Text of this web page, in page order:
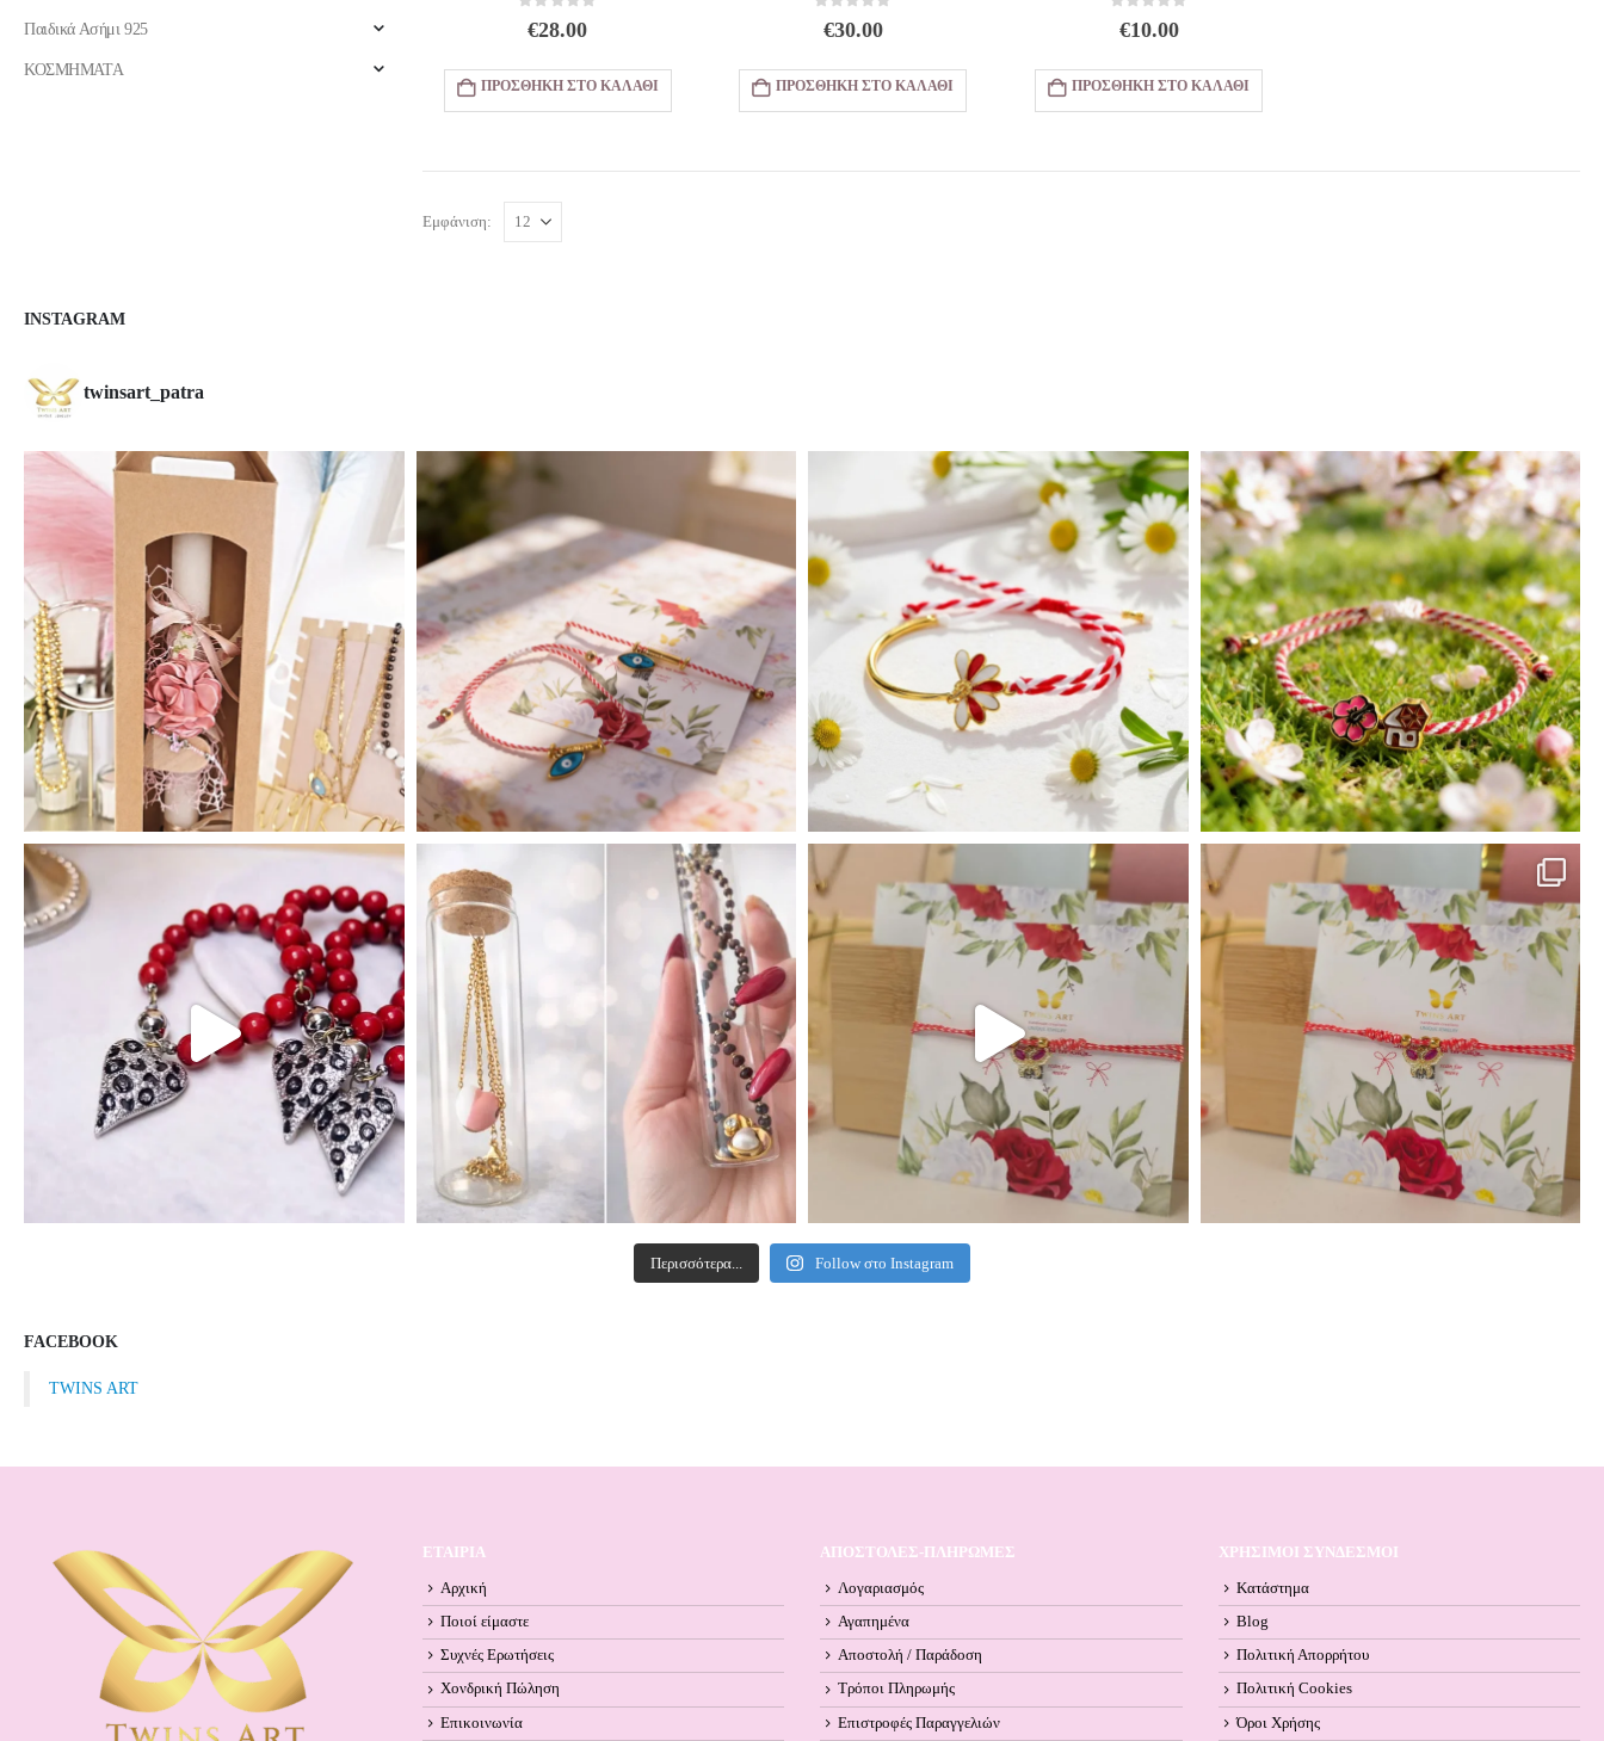
€28.00
ΠΡΟΣΘΉΚΗ ΣΤΟ ΚΑΛΆΘΙ
€30.00
ΠΡΟΣΘΉΚΗ ΣΤΟ ΚΑΛΆΘΙ
€10.00
ΠΡΟΣΘΉΚΗ ΣΤΟ ΚΑΛΆΘΙ
Εμφάνιση:
Παιδικά Ασήμι 925
ΚΟΣΜΗΜΑΤΑ
INSTAGRAM
twinsart_patra
Περισσότερα... Follow στο Instagram
FACEBOOK
TWINS ART
ΕΤΑΙΡΙΑ
Αρχική
Ποιοί είμαστε
Συχνές Ερωτήσεις
Χονδρική Πώληση
Επικοινωνία
ΑΠΟΣΤΟΛΕΣ-ΠΛΗΡΩΜΕΣ
Λογαριασμός
Αγαπημένα
Αποστολή / Παράδοση
Τρόποι Πληρωμής
Επιστροφές Παραγγελιών
ΧΡΗΣΙΜΟΙ ΣΥΝΔΕΣΜΟΙ
Κατάστημα
Blog
Πολιτική Απορρήτου
Πολιτική Cookies
Όροι Xρήσης